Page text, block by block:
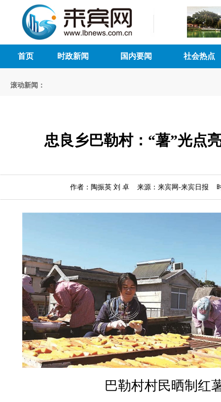
首页 时政新闻 国内要闻 社会热点
滚动新闻：
忠良乡巴勒村：“薯”光点
作者：陶振英 刘 卓 来源：来宾网-来宾日报 时
巴勒村村民晒制红